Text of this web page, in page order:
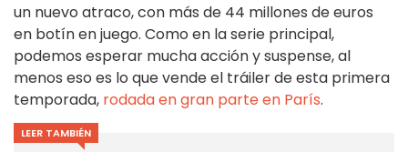
un nuevo atraco, con más de 44 millones de euros
en botín en juego. Como en la serie principal,
podemos esperar mucha acción y suspense, al
menos eso es lo que vende el tráiler de esta primera
temporada, rodada en gran parte en París.
LEER TAMBIÉN